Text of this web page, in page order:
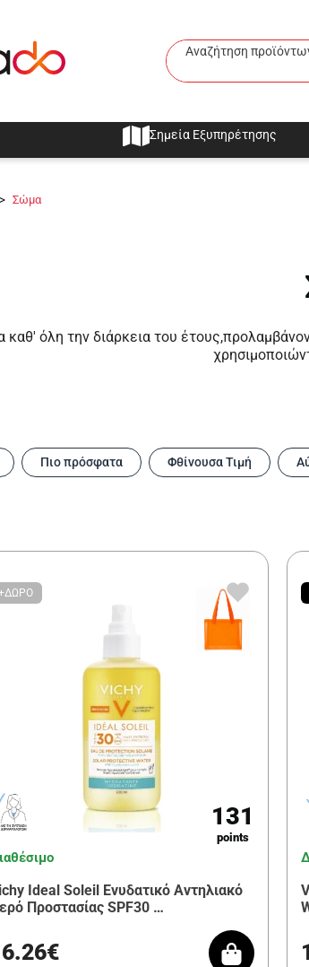
Αναζήτηση
Σημεία Εξυπηρέτησης
> Σώμα
καθ' όλη την διάρκεια του
Πιο πρόσφατα Φθίνουσα Τιμή
131
points
Ideal Soleil Ενυδατικό Αντηλιακό
Προστασίας SPF30 …